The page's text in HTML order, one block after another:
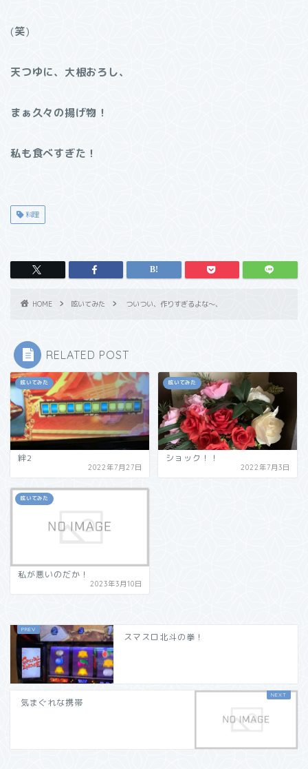
(笑)
天つゆに、大根おろし、
まぁ久々の揚げ物！
私も食べすぎた！
料理
HOME 呟いてみた ついつい、作りすぎるよな〜、
RELATED POST
呟いてみた
絆2
2022年7月27日
呟いてみた
ショック！！
2022年7月3日
呟いてみた
私が悪いのだか！
2023年3月10日
スマスロ北斗の拳！
気まぐれな携帯